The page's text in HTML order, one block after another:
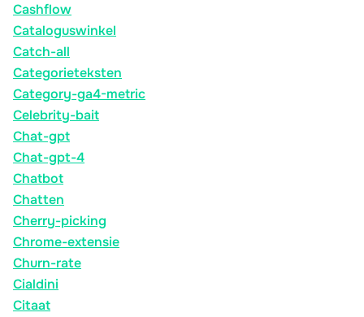
Cashflow
Cataloguswinkel
Catch-all
Categorieteksten
Category-ga4-metric
Celebrity-bait
Chat-gpt
Chat-gpt-4
Chatbot
Chatten
Cherry-picking
Chrome-extensie
Churn-rate
Cialdini
Citaat